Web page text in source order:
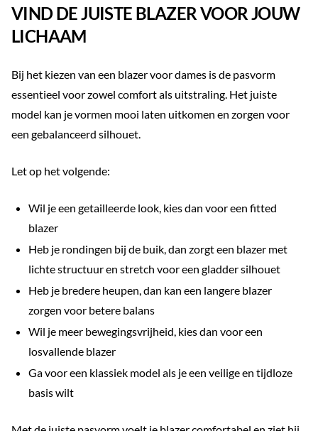
VIND DE JUISTE BLAZER VOOR JOUW
LICHAAM
Bij het kiezen van een blazer voor dames is de pasvorm
essentieel voor zowel comfort als uitstraling. Het juiste
model kan je vormen mooi laten uitkomen en zorgen voor
een gebalanceerd silhouet.
Let op het volgende:
Wil je een getailleerde look, kies dan voor een fitted
blazer
Heb je rondingen bij de buik, dan zorgt een blazer met
lichte structuur en stretch voor een gladder silhouet
Heb je bredere heupen, dan kan een langere blazer
zorgen voor betere balans
Wil je meer bewegingsvrijheid, kies dan voor een
losvallende blazer
Ga voor een klassiek model als je een veilige en tijdloze
basis wilt